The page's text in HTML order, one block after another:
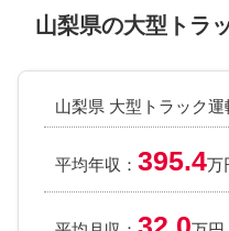
山梨県の大型トラ
山梨県 大型トラック運
平均年収： 395.4万